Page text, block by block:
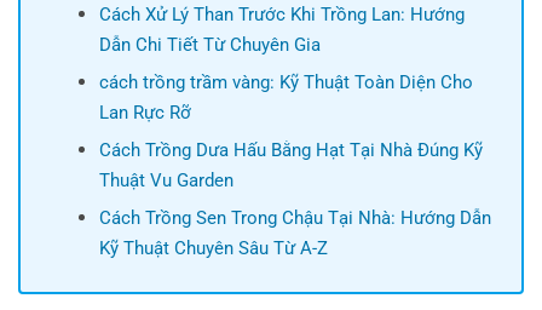
Cách Xử Lý Than Trước Khi Trồng Lan: Hướng
Dẫn Chi Tiết Từ Chuyên Gia
cách trồng trầm vàng: Kỹ Thuật Toàn Diện Cho
Lan Rực Rỡ
Cách Trồng Dưa Hấu Bằng Hạt Tại Nhà Đúng Kỹ
Thuật Vu Garden
Cách Trồng Sen Trong Chậu Tại Nhà: Hướng Dẫn
Kỹ Thuật Chuyên Sâu Từ A-Z